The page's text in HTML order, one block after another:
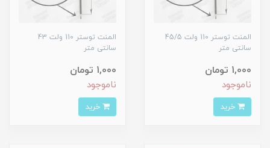
المنت توستر 110 ولت 45/5
سانتی متر
1,000 تومان
ناموجود
المنت توستر 110 ولت 43
سانتی متر
1,000 تومان
ناموجود